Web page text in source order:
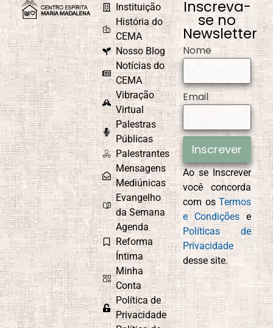
Causa e Efeito
Celebrações e
Comemorações
CEMAD
Combate ao
Egoísmo
Compaixão
Conexão com
Deus
Controle
Emocional
Cordel
Espírita
Instituição
História do
CEMA
Nosso Blog
Notícias do
CEMA
Vibração
Virtual
Palestras
Públicas
Palestrantes
Mensagens
Mediúnicas
Evangelho
da Semana
Agenda
Reforma
Íntima
Minha
Conta
Política de
Privacidade
Inscreva-
se no
Newsletter
Nome
Email
Inscrever
Ao se Inscrever
você concorda
com osTermos
e Condições e
Políticas de
Privacidade
desse site.